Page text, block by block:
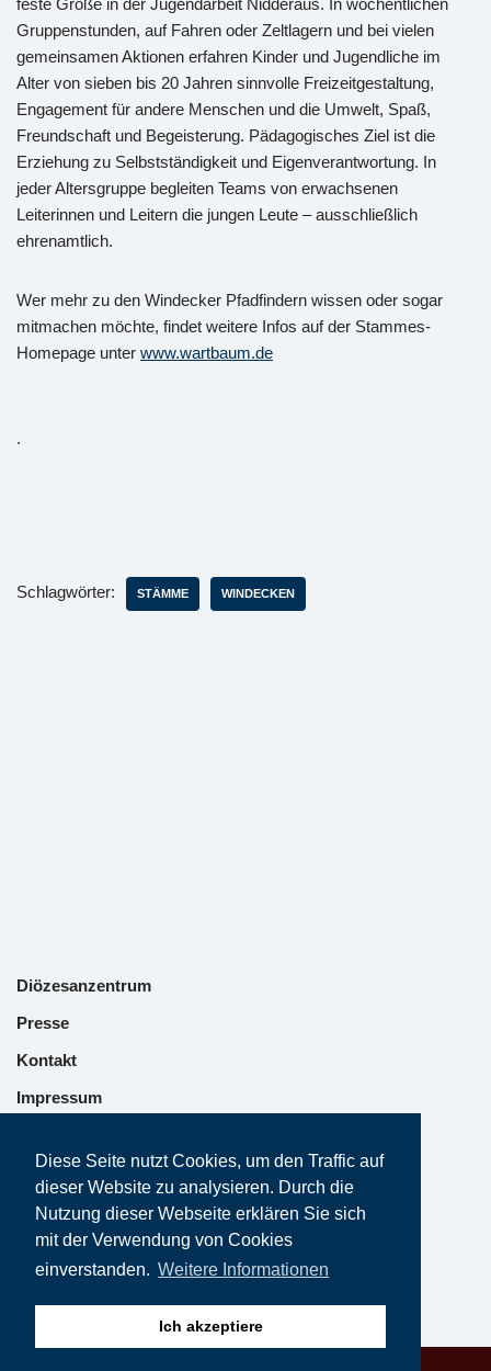
Diese Seite nutzt Cookies, um den Traffic auf
dieser Website zu analysieren. Durch die
Nutzung dieser Webseite erklären Sie sich
mit der Verwendung von Cookies
einverstanden. Weitere Informationen
Ich akzeptiere
feste Größe in der Jugendarbeit Nidderaus. In wöchentlichen
Gruppenstunden, auf Fahren oder Zeltlagern und bei vielen
gemeinsamen Aktionen erfahren Kinder und Jugendliche im
Alter von sieben bis 20 Jahren sinnvolle Freizeitgestaltung,
Engagement für andere Menschen und die Umwelt, Spaß,
Freundschaft und Begeisterung. Pädagogisches Ziel ist die
Erziehung zu Selbstständigkeit und Eigenverantwortung. In
jeder Altersgruppe begleiten Teams von erwachsenen
Leiterinnen und Leitern die jungen Leute – ausschließlich
ehrenamtlich.
Wer mehr zu den Windecker Pfadfindern wissen oder sogar
mitmachen möchte, findet weitere Infos auf der Stammes-
Homepage unter www.wartbaum.de
.
Schlagwörter: STÄMME WINDECKEN
Diözesanzentrum
Presse
Kontakt
Impressum